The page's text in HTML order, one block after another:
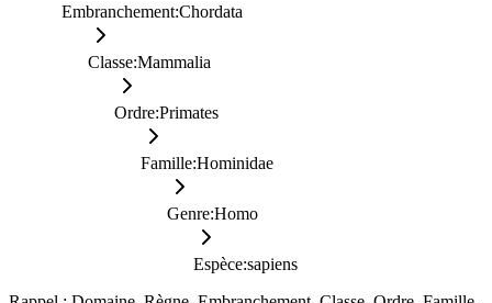
Embranchement:Chordata
Classe:Mammalia
Ordre:Primates
Famille:Hominidae
Genre:Homo
Espèce:sapiens